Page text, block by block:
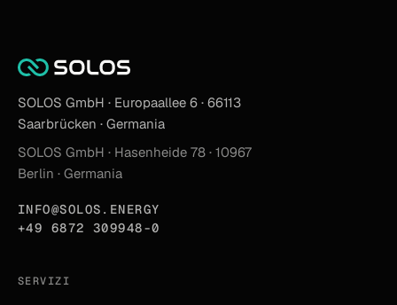
SOLOS GmbH · Europaallee 6 · 66113
Saarbrücken · Germania
SOLOS GmbH · Hasenheide 78 · 10967
Berlin · Germania
INFO@SOLOS.ENERGY
+49 6872 309948-0
SERVIZI